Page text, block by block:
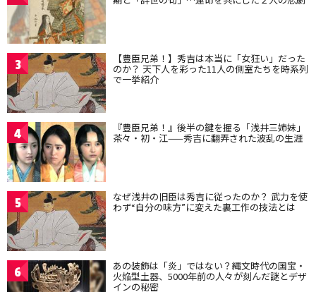
3 【豊臣兄弟！】秀吉は本当に「女狂い」だった
のか？ 天下人を彩った11人の側室たちを時系列
で一挙紹介
4 『豊臣兄弟！』後半の鍵を握る「浅井三姉妹」
茶々・初・江——秀吉に翻弄された波乱の生涯
5 なぜ浅井の旧臣は秀吉に従ったのか？ 武力を使
わず“自分の味方”に変えた裏工作の技法とは
6 あの装飾は「炎」ではない？縄文時代の国宝・
火焔型土器、5000年前の人々が刻んだ謎とデザ
インの秘密